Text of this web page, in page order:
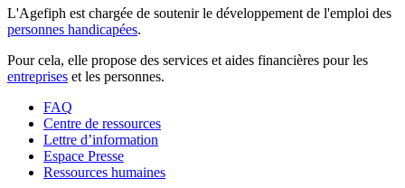
L'Agefiph est chargée de soutenir le développement de l'emploi des
personnes handicapées.
Pour cela, elle propose des services et aides financières pour les
entreprises et les personnes.
FAQ
Centre de ressources
Lettre d’information
Espace Presse
Ressources humaines